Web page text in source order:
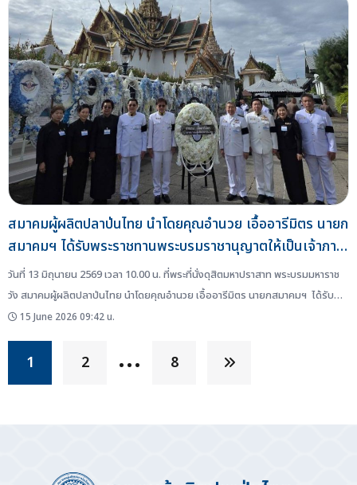
ผู้เชี่ยวชาญด้านโปรตีนสัตว์ระดับโลกของ Rabobank บริษัทการเงินจากเนเธอร์แลนฺ
ด์ ระบุในการประชุม WEO Business Conference...
สมาคมผู้ผลิตปลาป่นไทย นำโดยคุณอำนวย เอื้ออารีมิตร นายก
สมาคมฯ ได้รับพระราชทานพระบรมราชานุญาตให้เป็นเจ้าภาพ
ในการบำเพ็ญกุศล ถวายพระบรมศพ สมเด็จพระนางเจ้าสิริกิติ์
พระบรมราชินีนาถ พระบรมราชชนนีพันปีหลวง
วันที่ 13 มิถุนายน 2569 เวลา 10.00 น. ที่พระที่นั่งดุสิตมหาปราสาท พระบรมมหาราช
วัง สมาคมผู้ผลิตปลาป่นไทย นำโดยคุณอำนวย เอื้ออารีมิตร นายกสมาคมฯ ได้รับ
พระราชทานพระบรมราชานุญาต ให้เป็นเจ้าภาพในการบำเพ็ญกุศล ถวายพระบรมศพ
สมเด็จพระนางเจ้าสิริกิติ์ พระบรมราชินีนาถ พระบรมราชชนนีพันปีหลวง ในการถวาย
ภัตตาหารเพลแด่พระสงฆ์...
15 June 2026 09:42 น.
1 2 … 8